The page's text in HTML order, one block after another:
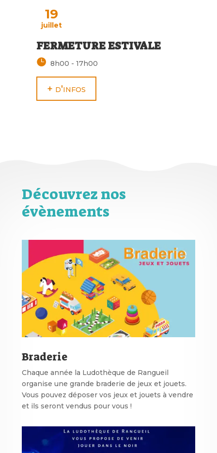
19
juillet
FERMETURE ESTIVALE
8h00 - 17h00
+ d'infos
Découvrez nos
évènements
Braderie
Chaque année la Ludothèque de Rangueil
organise une grande braderie de jeux et jouets.
Vous pouvez déposer vos jeux et jouets à vendre
et ils seront vendus pour vous !